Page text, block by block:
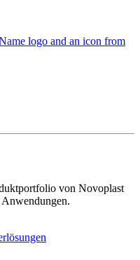
von Novoplast